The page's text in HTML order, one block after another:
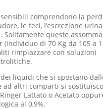
comprendono la
le feci, l’escrezione
Solitamente queste
(individuo di 70 Kg da 105 a
rimpiazzare con soluzioni
liquidi che si spostano
ad altri comparti si
Lattato o Acetato
al 0,9%.